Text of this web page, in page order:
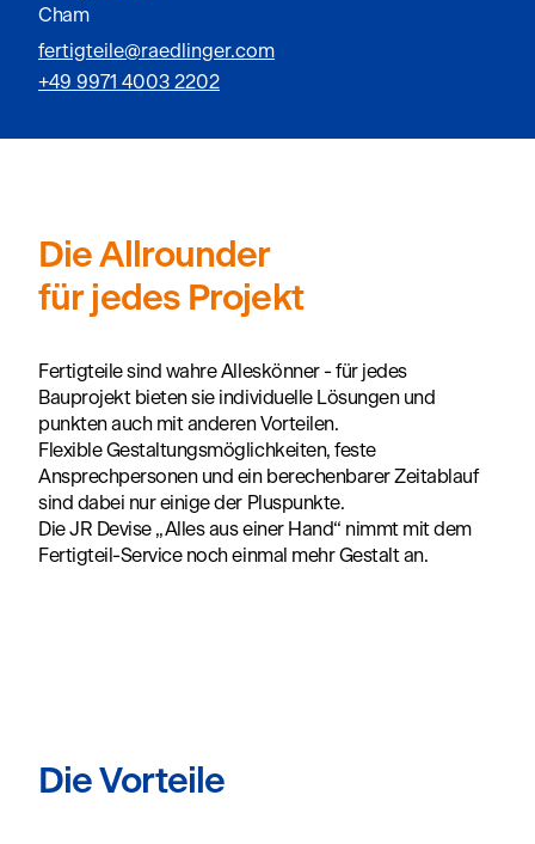
Cham
fertigteile@raedlinger.com
+49 9971 4003 2202
Die Allrounder
für jedes Projekt
Fertigteile sind wahre Alleskönner - für jedes
Bauprojekt bieten sie individuelle Lösungen und
punkten auch mit anderen Vorteilen.
Flexible Gestaltungsmöglichkeiten, feste
Ansprechpersonen und ein berechenbarer Zeitablauf
sind dabei nur einige der Pluspunkte.
Die JR Devise „Alles aus einer Hand“ nimmt mit dem
Fertigteil-Service noch einmal mehr Gestalt an.
Die Vorteile